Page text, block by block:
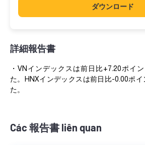
ダウンロード
詳細報告書
・VNインデックスは前日比+7.20ポイ
た。HNXインデックスは前日比-0.00ポ
た。
Các 報告書 liên quan